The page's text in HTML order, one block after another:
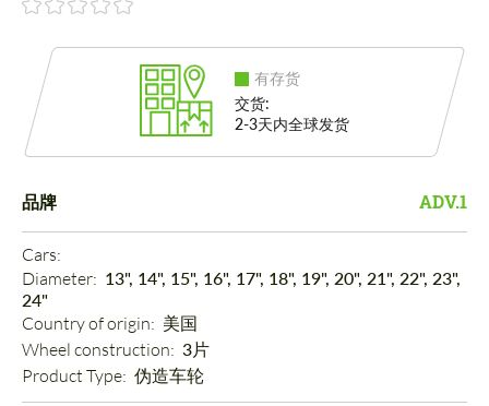
有存货
交货:
2-3天内全球发货
品牌 ADV.1
Cars:
Diameter: 13", 14", 15", 16", 17", 18", 19", 20", 21", 22", 23",
24"
Country of origin: 美国
Wheel construction: 3片
Product Type: 伪造车轮